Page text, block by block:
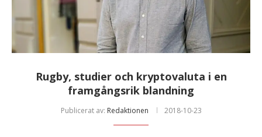
Rugby, studier och kryptovaluta i en
framgångsrik blandning
Publicerat av: Redaktionen 2018-10-23